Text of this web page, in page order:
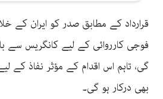
قرارداد کے مطابق صدر کو ایران کے
فوجی کارروائی کے لیے کانگریس سے
گی، تاہم اس اقدام کے مؤثر نفاذ کے
بھی درکار ہو گی۔